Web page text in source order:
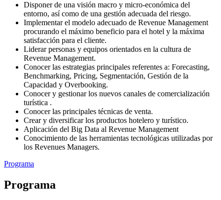
Disponer de una visión macro y micro-económica del
entorno, así como de una gestión adecuada del riesgo.
Implementar el modelo adecuado de Revenue Management
procurando el máximo beneficio para el hotel y la máxima
satisfacción para el cliente.
Liderar personas y equipos orientados en la cultura de
Revenue Management.
Conocer las estrategias principales referentes a: Forecasting,
Benchmarking, Pricing, Segmentación, Gestión de la
Capacidad y Overbooking.
Conocer y gestionar los nuevos canales de comercialización
turística .
Conocer las principales técnicas de venta.
Crear y diversificar los productos hotelero y turístico.
Aplicación del Big Data al Revenue Management
Conocimiento de las herramientas tecnológicas utilizadas por
los Revenues Managers.
Programa
Programa